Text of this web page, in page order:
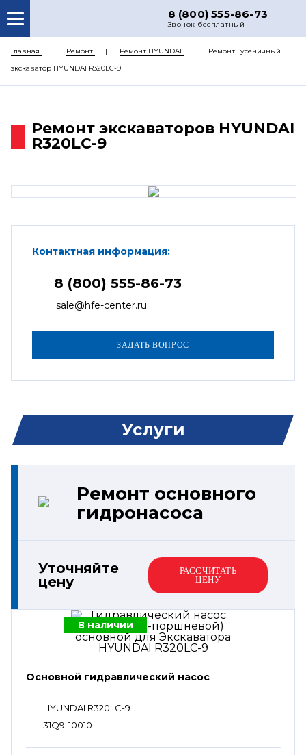
8 (800) 555-86-73
Звонок бесплатный
О НАС
КАТАЛОГ ЗАПЧАСТЕЙ
ДОСТАВКА
Главная Ремонт Ремонт HYUNDAI
Ремонт Гусеничный
экскаватор HYUNDAI R320LC-9
Ремонт экскаваторов HYUNDAI
R320LC-9
Контактная информация:
8 (800) 555-86-73
sale@hfe-center.ru
Услуги
Ремонт основного
гидронасоса
Уточняйте
цену
РАССЧИТАТЬ
ЦЕНУ
В наличии
Основной гидравлический насос
HYUNDAI R320LC-9
31Q9-10010